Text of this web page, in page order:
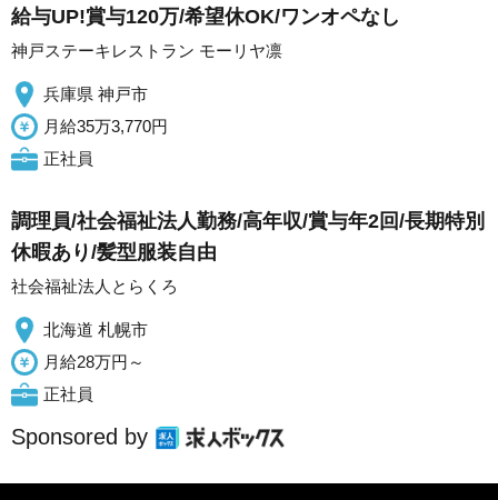
給与UP!賞与120万/希望休OK/ワンオペなし
神戸ステーキレストラン モーリヤ凛
兵庫県 神戸市
月給35万3,770円
正社員
調理員/社会福祉法人勤務/高年収/賞与年2回/長期特別
休暇あり/髪型服装自由
社会福祉法人とらくろ
北海道 札幌市
月給28万円～
正社員
Sponsored by